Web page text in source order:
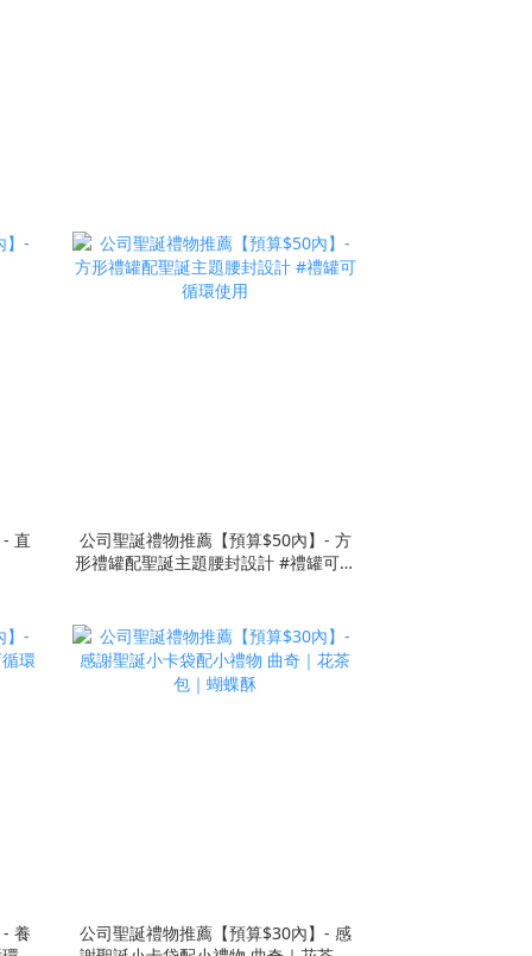
直
公司聖誕禮物推薦【預算$50內】- 方
形禮罐配聖誕主題腰封設計 #禮罐可循
養
公司聖誕禮物推薦【預算$30內】- 感